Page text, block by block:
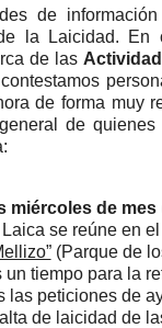
de
la Laicidad. En
de las
de forma muy
de
miércoles de mes
se reúne en el
(Parque de
un tiempo para la
las peticiones de
de laicidad de